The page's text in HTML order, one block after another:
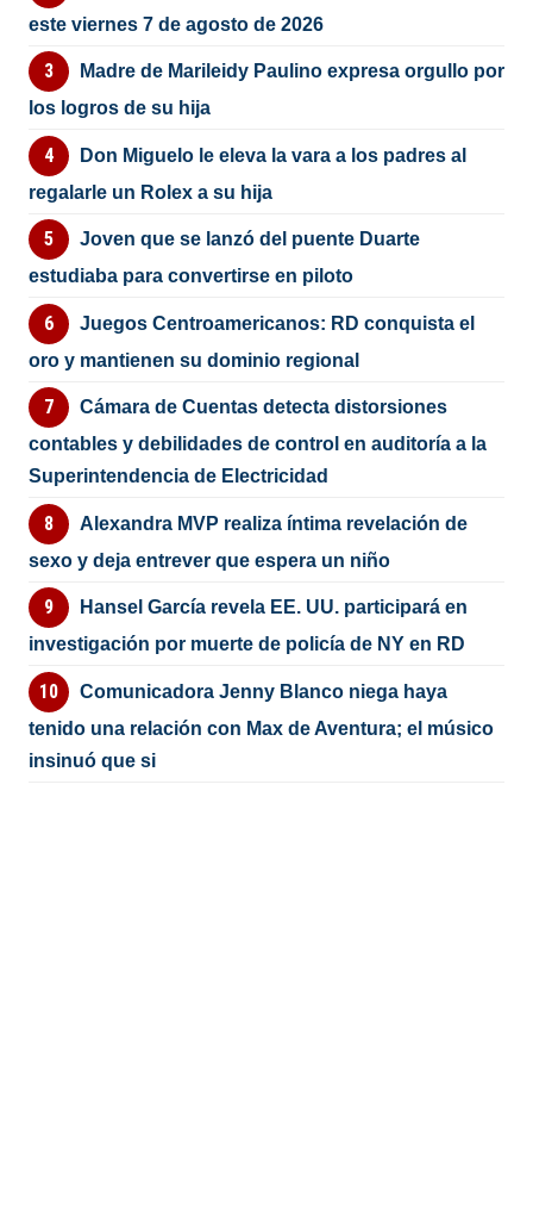
este viernes 7 de agosto de 2026
Madre de Marileidy Paulino expresa orgullo por
los logros de su hija
Don Miguelo le eleva la vara a los padres al
regalarle un Rolex a su hija
Joven que se lanzó del puente Duarte
estudiaba para convertirse en piloto
Juegos Centroamericanos: RD conquista el
oro y mantienen su dominio regional
Cámara de Cuentas detecta distorsiones
contables y debilidades de control en auditoría a la
Superintendencia de Electricidad
Alexandra MVP realiza íntima revelación de
sexo y deja entrever que espera un niño
Hansel García revela EE. UU. participará en
investigación por muerte de policía de NY en RD
Comunicadora Jenny Blanco niega haya
tenido una relación con Max de Aventura; el músico
insinuó que si